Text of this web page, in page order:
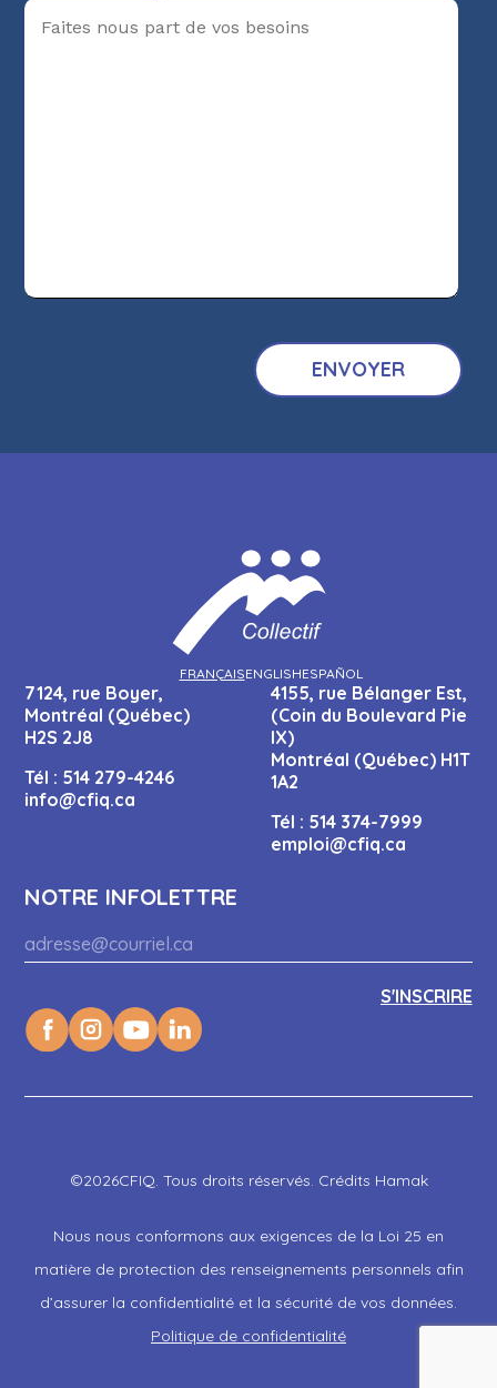
FRANÇAISENGLISHESPAÑOL
7124, rue Boyer,
Montréal (Québec)
H2S 2J8
Tél : 514 279-4246
info@cfiq.ca
4155, rue Bélanger Est,
(Coin du Boulevard Pie
IX)
Montréal (Québec) H1T
1A2
Tél : 514 374-7999
emploi@cfiq.ca
NOTRE INFOLETTRE
©2026CFIQ. Tous droits réservés. Crédits Hamak
Nous nous conformons aux exigences de la Loi 25 en
matière de protection des renseignements personnels afin
d’assurer la confidentialité et la sécurité de vos données.
Politique de confidentialité